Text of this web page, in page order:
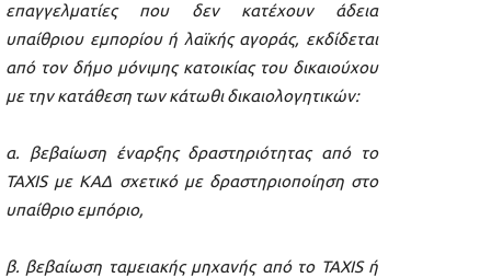
επαγγελματίες που δεν κατέχουν άδεια
υπαίθριου εμπορίου ή λαϊκής αγοράς, εκδίδεται
από τον δήμο μόνιμης κατοικίας του δικαιούχου
με την κατάθεση των κάτωθι δικαιολογητικών:
α. βεβαίωση έναρξης δραστηριότητας από το
TAXIS με ΚΑΔ σχετικό με δραστηριοποίηση στο
υπαίθριο εμπόριο,
β. βεβαίωση ταμειακής μηχανής από το TAXIS ή